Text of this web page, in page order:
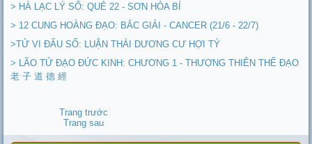
> HÀ LẠC LÝ SỐ: QUẺ 22 - SƠN HỎA BÍ
> 12 CUNG HOÀNG ĐẠO: BẮC GIẢI - CANCER (21/6 - 22/7)
>TỬ VI ĐẨU SỐ: LUẬN THÁI DƯƠNG CƯ HỢI TÝ
> LÃO TỬ ĐẠO ĐỨC KINH: CHƯƠNG 1 - THƯỢNG THIÊN THỂ ĐẠO
老 子 道 德 經
Trang trước
Trang sau